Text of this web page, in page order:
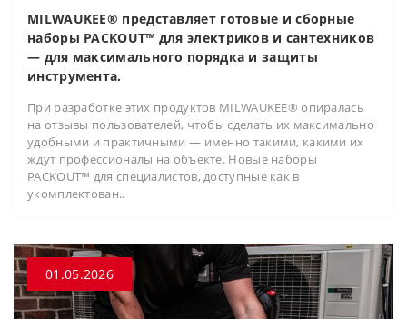
MILWAUKEE® представляет готовые и сборные
наборы PACKOUT™ для электриков и сантехников
— для максимального порядка и защиты
инструмента.
При разработке этих продуктов MILWAUKEE® опиралась
на отзывы пользователей, чтобы сделать их максимально
удобными и практичными — именно такими, какими их
ждут профессионалы на объекте. Новые наборы
PACKOUT™ для специалистов, доступные как в
укомплектован..
01.05.2026